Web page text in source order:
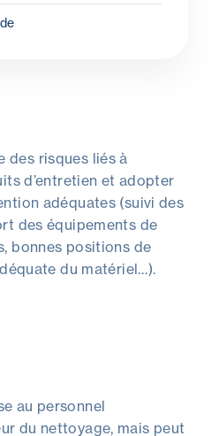
des risques liés à
d’entretien et adopter
adéquates (suivi des
des équipements de
bonnes positions de
du matériel…).
au personnel
du nettoyage, mais peut